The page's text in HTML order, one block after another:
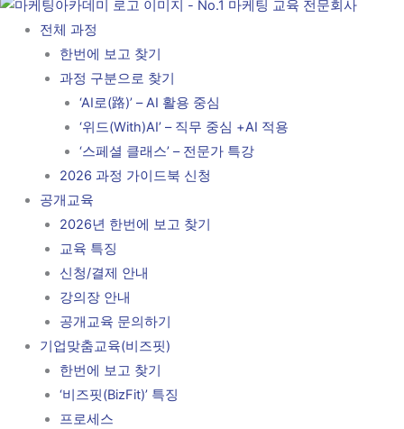
전체 과정
한번에 보고 찾기
과정 구분으로 찾기
‘AI로(路)’ – AI 활용 중심
‘위드(With)AI’ – 직무 중심 +AI 적용
‘스페셜 클래스’ – 전문가 특강
2026 과정 가이드북 신청
공개교육
2026년 한번에 보고 찾기
교육 특징
신청/결제 안내
강의장 안내
공개교육 문의하기
기업맞춤교육(비즈핏)
한번에 보고 찾기
‘비즈핏(BizFit)’ 특징
프로세스